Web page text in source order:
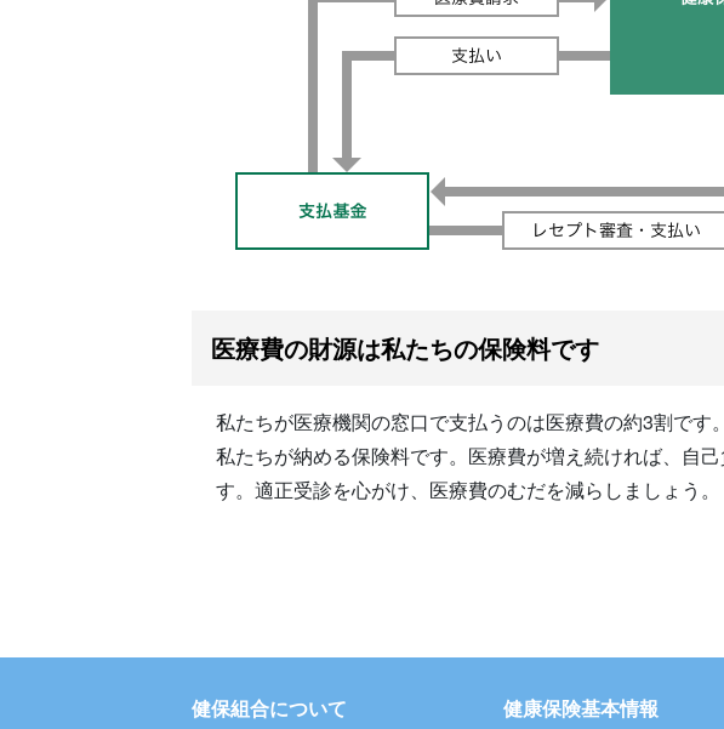
医療費の財源は私たちの保険料です
私たちが医療機関の窓口で支払うのは医療費の約3割で
私たちが納める保険料です。医療費が増え続ければ、自
す。適正受診を心がけ、医療費のむだを減らしましょう。
健保組合について 健康保険基本情報